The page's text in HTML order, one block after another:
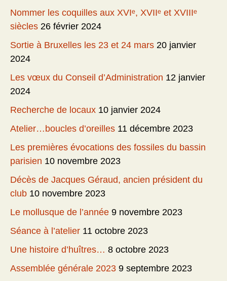
Nommer les coquilles aux XVIᵉ, XVIIᵉ et XVIIIᵉ
siècles 26 février 2024
Sortie à Bruxelles les 23 et 24 mars 20 janvier
2024
Les vœux du Conseil d’Administration 12 janvier
2024
Recherche de locaux 10 janvier 2024
Atelier…boucles d’oreilles 11 décembre 2023
Les premières évocations des fossiles du bassin
parisien 10 novembre 2023
Décès de Jacques Géraud, ancien président du
club 10 novembre 2023
Le mollusque de l’année 9 novembre 2023
Séance à l’atelier 11 octobre 2023
Une histoire d’huîtres… 8 octobre 2023
Assemblée générale 2023 9 septembre 2023